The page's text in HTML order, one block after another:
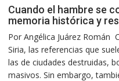
Cuando el hambre se
memoria histórica y
Por Angélica Juárez Román
Siria, las referencias que
las de ciudades destruidas,
masivos. Sin embargo,